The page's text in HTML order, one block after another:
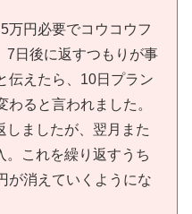
万円必要でコウコウフ
7日後に返すつもりが事
伝えたら、10日プラン
ると言われました。
しましたが、翌月また
。これを繰り返すうち
が消えていくようにな